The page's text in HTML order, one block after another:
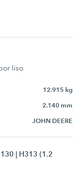
liso
12.915 kg
2.140 mm
JOHN DEERE
| H313 (1.2